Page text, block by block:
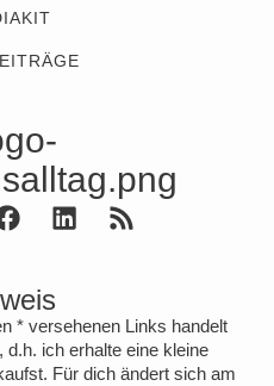
* versehenen Links handelt
ich erhalte eine kleine
Für dich ändert sich am